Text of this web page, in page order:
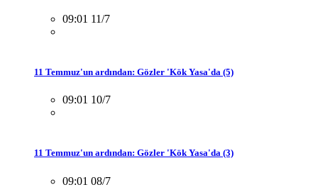
09:01 11/7
11 Temmuz'un ardından: Gözler 'Kök Yasa'da (5)
09:01 10/7
11 Temmuz'un ardından: Gözler 'Kök Yasa'da (3)
09:01 08/7